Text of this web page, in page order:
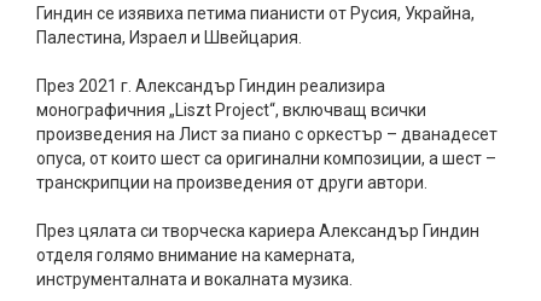
Гиндин се изявиха петима пианисти от Русия, Украйна,
Палестина, Израел и Швейцария.
През 2021 г. Александър Гиндин реализира
монографичния „Liszt Project“, включващ всички
произведения на Лист за пиано с оркестър – дванадесет
опуса, от които шест са оригинални композиции, а шест –
транскрипции на произведения от други автори.
През цялата си творческа кариера Александър Гиндин
отделя голямо внимание на камерната,
инструменталната и вокалната музика.